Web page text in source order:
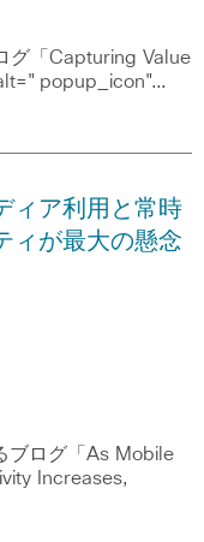
グ「Capturing Value
ィア利用と常時
ィが最大の懸念
ブログ「As Mobile
Increases,